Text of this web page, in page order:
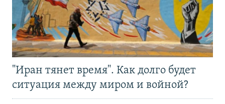
"Иран тянет время". Как долго будет
ситуация между миром и войной?